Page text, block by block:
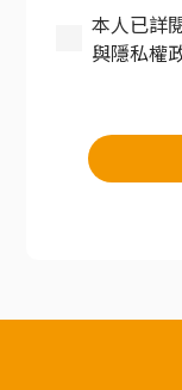
本人已詳
與隱私權